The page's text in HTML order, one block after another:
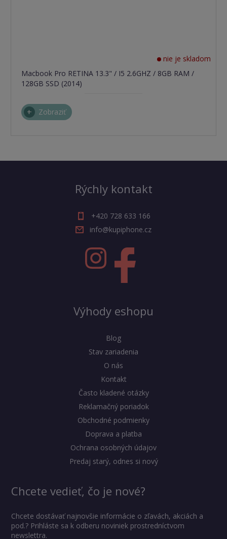
nie je skladom
Macbook Pro RETINA 13.3" / I5 2.6GHZ / 8GB RAM /
128GB SSD (2014)
Zobraziť
Rýchly kontakt
+420 728 633 166
info@kupiphone.cz
Výhody eshopu
Blog
Stav zariadenia
O nás
Kontakt
Často kladené otázky
Reklamačný poriadok
Obchodné podmienky
Doprava a platba
Ochrana osobných údajov
Predaj starý, odnes si nový
Chcete vedieť, čo je nové?
Chcete dostávať najnovšie informácie o zľavách, akciách a
pod.? Prihláste sa k odberu noviniek prostredníctvom
newslettra.